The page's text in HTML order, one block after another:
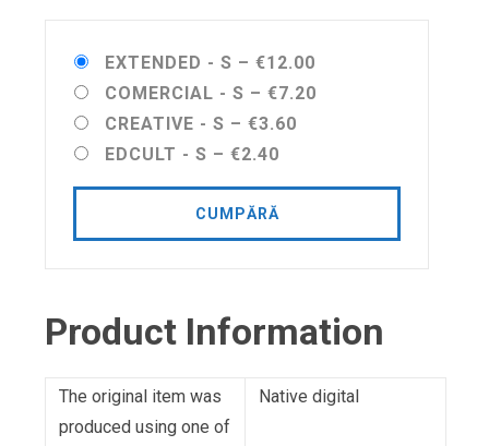
EXTENDED - S – €12.00
COMERCIAL - S – €7.20
CREATIVE - S – €3.60
EDCULT - S – €2.40
CUMPĂRĂ
Product Information
The original item was
produced using one of
Native digital